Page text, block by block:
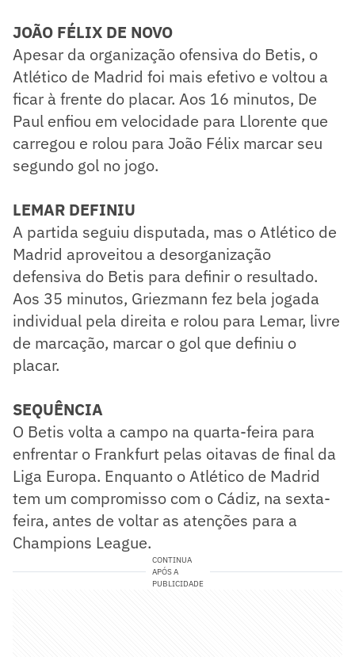
JOÃO FÉLIX DE NOVO
Apesar da organização ofensiva do Betis, o
Atlético de Madrid foi mais efetivo e voltou a
ficar à frente do placar. Aos 16 minutos, De
Paul enfiou em velocidade para Llorente que
carregou e rolou para João Félix marcar seu
segundo gol no jogo.
LEMAR DEFINIU
A partida seguiu disputada, mas o Atlético de
Madrid aproveitou a desorganização
defensiva do Betis para definir o resultado.
Aos 35 minutos, Griezmann fez bela jogada
individual pela direita e rolou para Lemar, livre
de marcação, marcar o gol que definiu o
placar.
SEQUÊNCIA
O Betis volta a campo na quarta-feira para
enfrentar o Frankfurt pelas oitavas de final da
Liga Europa. Enquanto o Atlético de Madrid
tem um compromisso com o Cádiz, na sexta-
feira, antes de voltar as atenções para a
Champions League.
CONTINUA
APÓS A
PUBLICIDADE